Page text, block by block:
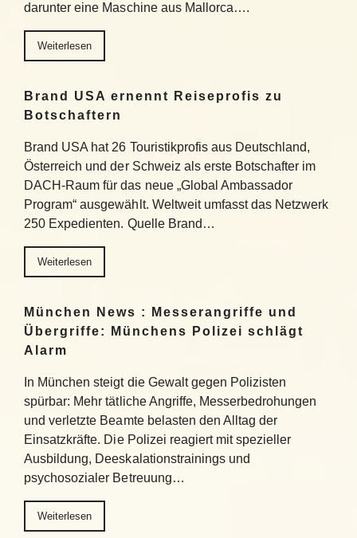
darunter eine Maschine aus Mallorca….
Weiterlesen
Brand USA ernennt Reiseprofis zu
Botschaftern
Brand USA hat 26 Touristikprofis aus Deutschland,
Österreich und der Schweiz als erste Botschafter im
DACH-Raum für das neue „Global Ambassador
Program“ ausgewählt. Weltweit umfasst das Netzwerk
250 Expedienten. Quelle Brand…
Weiterlesen
München News : Messerangriffe und
Übergriffe: Münchens Polizei schlägt
Alarm
In München steigt die Gewalt gegen Polizisten
spürbar: Mehr tätliche Angriffe, Messerbedrohungen
und verletzte Beamte belasten den Alltag der
Einsatzkräfte. Die Polizei reagiert mit spezieller
Ausbildung, Deeskalationstrainings und
psychosozialer Betreuung…
Weiterlesen